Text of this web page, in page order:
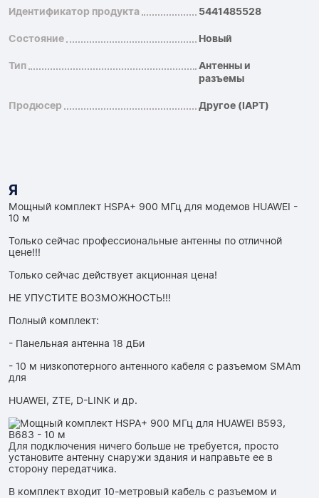
Идентификатор продукта 5441485528
Состояние Новый
Тип
Антенны и
разъемы
Продюсер Другое (IAPT)
Я
Мощный комплект HSPA+ 900 МГц для модемов HUAWEI -
10 м
Только сейчас профессиональные антенны по отличной
цене!!!
Только сейчас действует акционная цена!
НЕ УПУСТИТЕ ВОЗМОЖНОСТЬ!!!
Полный комплект:
- Панельная антенна 18 дБи
- 10 м низкопотерного антенного кабеля с разъемом SMAm
для
HUAWEI, ZTE, D-LINK и др.
Для подключения ничего больше не требуется, просто
установите антенну снаружи здания и направьте ее в
сторону передатчика.
В комплект входит 10-метровый кабель с разъемом и